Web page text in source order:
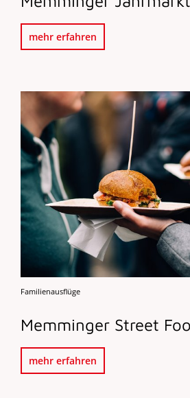
mehr erfahren
Familienausflüge
Memminger Street
mehr erfahren